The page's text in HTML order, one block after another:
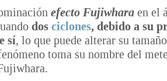
efecto Fujiwhara en el
dos ciclones, debido a su
sí, lo que puede alterar su
toma su nombre del